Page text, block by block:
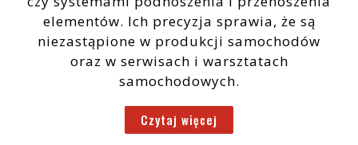
elementów. Ich precyzja sprawia, że są
niezastąpione w produkcji samochodów
oraz w serwisach i warsztatach
samochodowych.
Czytaj więcej